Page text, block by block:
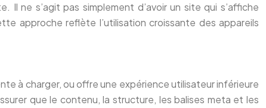
ne s’agit pas simplement d’avoir un site qui s’affiche
approche reflète l’utilisation croissante des appareils
à charger, ou offre une expérience utilisateur inférieure
que le contenu, la structure, les balises meta et les